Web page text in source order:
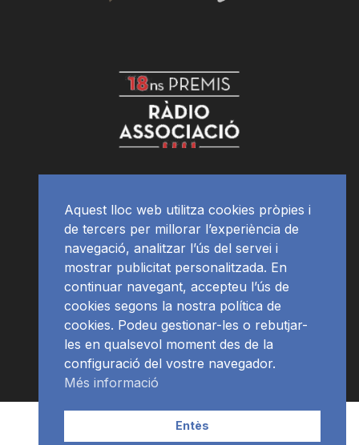
APP Programació
Aquest lloc web utilitza cookies pròpies i
de tercers per millorar l’experiència de
navegació, analitzar l’ús del servei i
mostrar publicitat personalitzada. En
continuar navegant, accepteu l’ús de
cookies segons la nostra política de
cookies. Podeu gestionar-les o rebutjar-
les en qualsevol moment des de la
configuració del vostre navegador.
Més informació
Entès